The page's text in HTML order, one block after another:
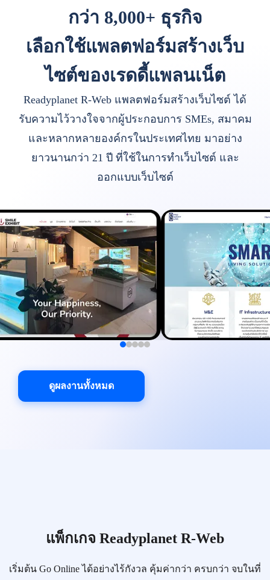
กว่า 8,000+ ธุรกิจ
เลือกใช้แพลตฟอร์มสร้างเว็บ
ไซต์ของเรดดี้แพลนเน็ต
Readyplanet R-Web แพลตฟอร์มสร้างเว็บไซต์ ได้
รับความไว้วางใจจากผู้ประกอบการ SMEs, สมาคม
และหลากหลายองค์กรในประเทศไทย มาอย่าง
ยาวนานกว่า 21 ปี ที่ใช้ในการทำเว็บไซต์ และ
ออกแบบเว็บไซต์
ดูผลงานทั้งหมด
แพ็กเกจ Readyplanet R-Web
เริ่มต้น Go Onlineได้อย่างไร้กังวล คุ้มค่ากว่า ครบกว่า จบในที่